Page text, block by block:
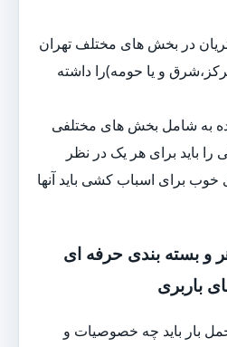
در بخش های مختلف تهران
و یا حومه)را داشته
به شامل بخش های مختلفی
باید برای هر یک در نظر
برای اسباب کشی باید آنها
و بسته بندی حرفه ای
باربری
بار باید چه خصوصیات و